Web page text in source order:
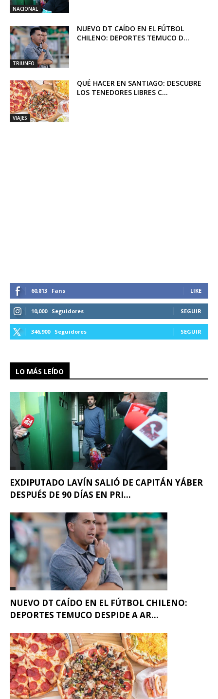
NACIONAL
TRIUNFO
NUEVO DT CAÍDO EN EL FÚTBOL
CHILENO: DEPORTES TEMUCO D...
VIAJES
QUÉ HACER EN SANTIAGO: DESCUBRE
LOS TENEDORES LIBRES C...
60,813 Fans LIKE
10,000 Seguidores SEGUIR
346,900 Seguidores SEGUIR
LO MÁS LEÍDO
EXDIPUTADO LAVÍN SALIÓ DE CAPITÁN YÁBER
DESPUÉS DE 90 DÍAS EN PRI...
NUEVO DT CAÍDO EN EL FÚTBOL CHILENO:
DEPORTES TEMUCO DESPIDE A AR...